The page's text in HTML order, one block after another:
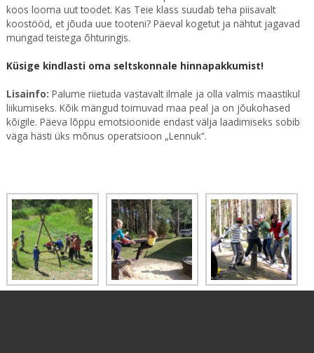
koos looma uut toodet. Kas Teie klass suudab teha piisavalt
koostööd, et jõuda uue tooteni? Päeval kogetut ja nähtut jagavad
mungad teistega õhturingis.
Küsige kindlasti oma seltskonnale hinnapakkumist!
Lisainfo: Palume riietuda vastavalt ilmale ja olla valmis maastikul
liikumiseks. Kõik mängud toimuvad maa peal ja on jõukohased
kõigile. Päeva lõppu emotsioonide endast välja laadimiseks sobib
väga hästi üks mõnus operatsioon „Lennuk“.